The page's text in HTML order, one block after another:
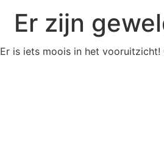
Er zijn
Er is iets moois in het